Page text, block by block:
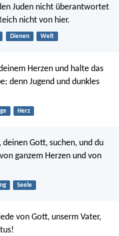
Juden nicht überantwortet
nicht von hier.
Dienen Welt
Herzen und halte das
denn Jugend und dunkles
Herz
, deinen Gott, suchen, und du
ganzem Herzen und von
Seele
von Gott, unserm Vater,